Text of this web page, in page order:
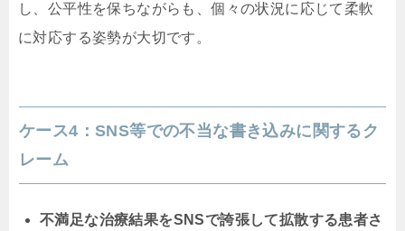
し、公平性を保ちながらも、個々の状況に応じて柔軟
に対応する姿勢が大切です。
ケース4：SNS等での不当な書き込みに関するク
レーム
不満足な治療結果をSNSで誇張して拡散する患者さ